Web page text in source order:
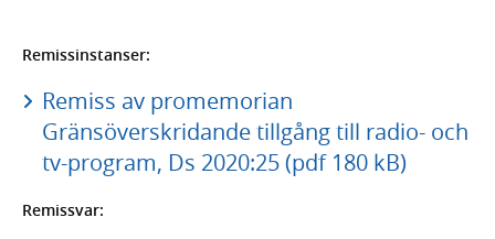
Remissinstanser:
Remiss av promemorian
Gränsöverskridande tillgång till radio- och
tv-program, Ds 2020:25 (pdf 180 kB)
Remissvar: